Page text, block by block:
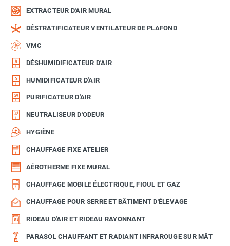
EXTRACTEUR D'AIR MURAL
DÉSTRATIFICATEUR VENTILATEUR DE PLAFOND
VMC
DÉSHUMIDIFICATEUR D'AIR
HUMIDIFICATEUR D'AIR
PURIFICATEUR D'AIR
NEUTRALISEUR D'ODEUR
HYGIÈNE
CHAUFFAGE FIXE ATELIER
AÉROTHERME FIXE MURAL
CHAUFFAGE MOBILE ÉLECTRIQUE, FIOUL ET GAZ
CHAUFFAGE POUR SERRE ET BÂTIMENT D'ÉLEVAGE
RIDEAU D'AIR ET RIDEAU RAYONNANT
PARASOL CHAUFFANT ET RADIANT INFRAROUGE SUR MÂT